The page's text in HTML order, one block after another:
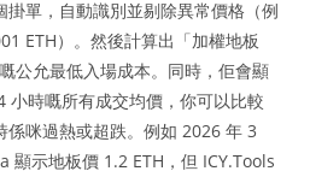
掛單，自動識別並剔除異常價格（例
ETH）。然後計算出「加權地板
公允最低入場成本。同時，佢會顯
小時嘅所有成交均價，你可以比較
係咪過熱或超跌。例如 2026 年 3
顯示地板價 1.2 ETH，但 ICY.Tools